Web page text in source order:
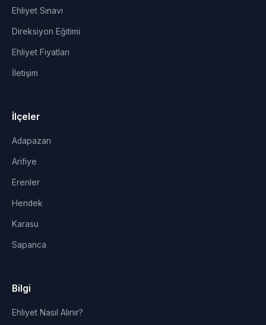
Ehliyet Sınavı
Direksiyon Eğitimi
Ehliyet Fiyatları
İletişim
İlçeler
Adapazarı
Arifiye
Erenler
Hendek
Karasu
Sapanca
Bilgi
Ehliyet Nasıl Alınır?